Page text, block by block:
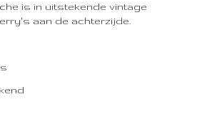
is in uitstekende vintage
aan de achterzijde.